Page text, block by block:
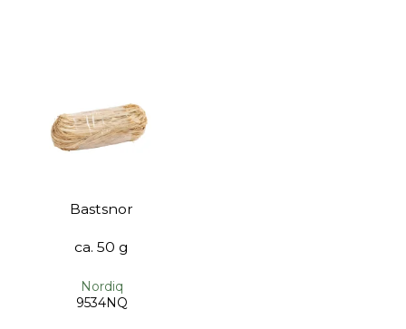
Bastsnor
ca. 50 g
Nordiq
9534NQ